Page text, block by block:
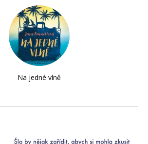
Na jedné vlně